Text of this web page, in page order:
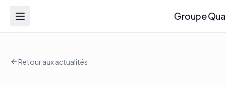
Groupe
Accueil
Retour aux actualités